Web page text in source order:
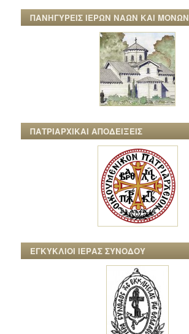
ΠΑΝΗΓΥΡΕΙΣ ΙΕΡΩΝ ΝΑΩΝ ΚΑΙ ΜΟΝΩΝ
ΠΑΤΡΙΑΡΧΙΚΑΙ ΑΠΟΔΕΙΞΕΙΣ
ΕΓΚΥΚΛΙΟΙ ΙΕΡΑΣ ΣΥΝΟΔΟΥ